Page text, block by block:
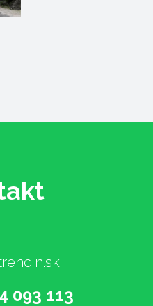
093 113